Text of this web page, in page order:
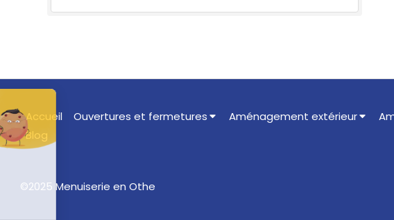
Accueil Ouvertures et fermetures Aménagement extérieur
Blog
©2025 Menuiserie en Othe